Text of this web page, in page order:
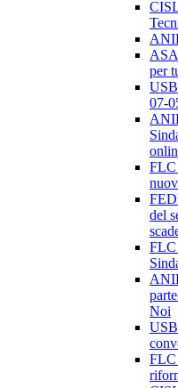
per
07-
FLC
del
FLC
Noi
FLC